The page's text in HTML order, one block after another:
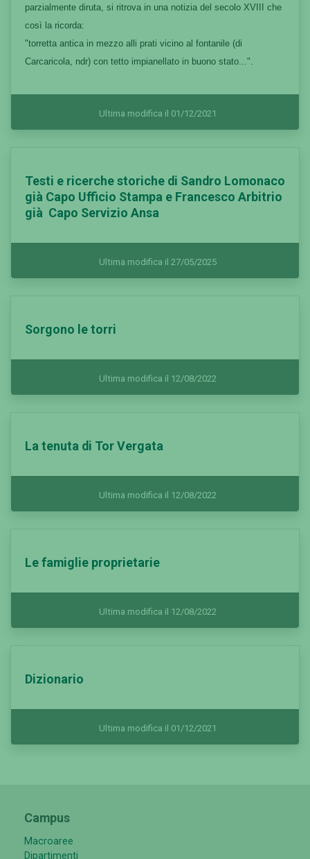
parzialmente diruta, si ritrova in una notizia del secolo XVIII che
così la ricorda:
"torretta antica in mezzo alli prati vicino al fontanile (di
Carcaricola, ndr) con tetto impianellato in buono stato...".
Ultima modifica il 01/12/2021
Testi e ricerche storiche di Sandro Lomonaco
già Capo Ufficio Stampa e Francesco Arbitrio
già Capo Servizio Ansa
Ultima modifica il 27/05/2025
Sorgono le torri
Ultima modifica il 12/08/2022
La tenuta di Tor Vergata
Ultima modifica il 12/08/2022
Le famiglie proprietarie
Ultima modifica il 12/08/2022
Dizionario
Ultima modifica il 01/12/2021
Campus
Macroaree
Dipartimenti